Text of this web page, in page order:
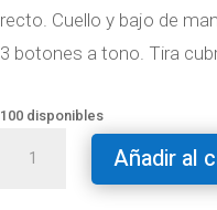
recto. Cuello y bajo de
3 botones a tono. Tira
100 disponibles
piqué
Añadir al